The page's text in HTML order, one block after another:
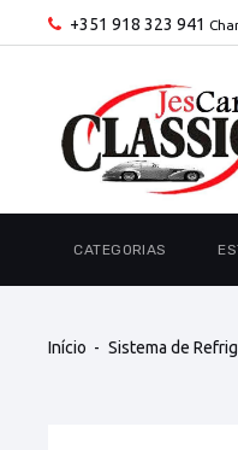
+351 918 323 941
CATEGORIAS
Início Sistema de